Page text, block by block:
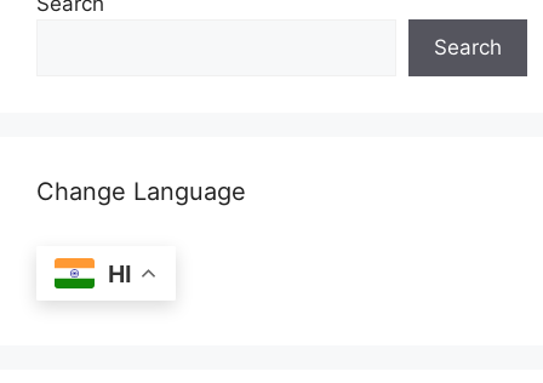
Search
Change Language
HI